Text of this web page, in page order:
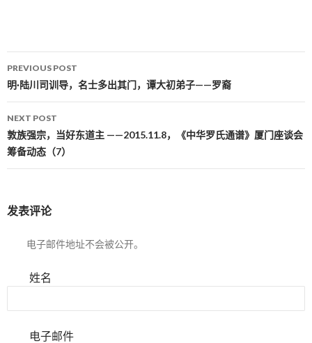
Post navigation
PREVIOUS POST
明·陆川司训导，名士多出其门，谭大初弟子——罗裔
NEXT POST
敦族强宗，当好东道主 ——2015.11.8，《中华罗氏通谱》厦门座谈会
筹备动态（7）
发表评论
电子邮件地址不会被公开。
姓名
电子邮件